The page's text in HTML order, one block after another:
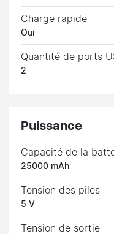
Charge rapide
Oui
Quantité de ports
2
Puissance
Capacité de la
25000 mAh
Tension des piles
5 V
Tension de sortie